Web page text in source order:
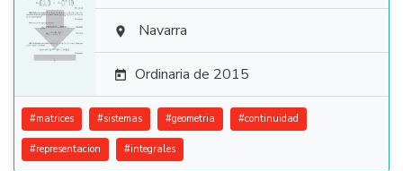
  Navarra
 Ordinaria de 2015
#matrices #sistemas #geometria #continuidad
#representacion #integrales